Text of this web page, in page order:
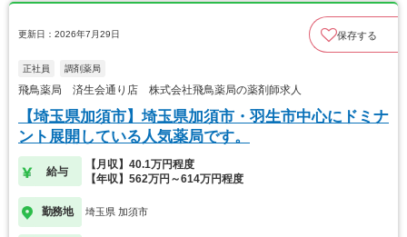
更新日：2026年7月29日 保存する
正社員 調剤薬局
飛鳥薬局 済生会通り店 株式会社飛鳥薬局の薬剤師求人
【埼玉県加須市】埼玉県加須市・羽生市中心にドミナ
ント展開している人気薬局です。
給与
【月収】40.1万円程度
【年収】562万円～614万円程度
勤務地 埼玉県 加須市